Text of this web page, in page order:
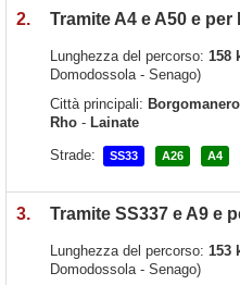
2. Tramite A4 e A50 e
Lunghezza del percorso: 158
Domodossola - Senago)
Città principali: Borgomanero
Rho - Lainate
Strade:
SS33 A26 A4
3. Tramite SS337 e A9 e
Lunghezza del percorso: 153
Domodossola - Senago)